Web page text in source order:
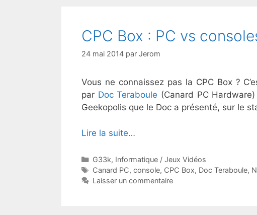
CPC Box : PC vs
24 mai 2014 par Jerom
Vous ne connaissez pas la CPC Box ?
par Doc Teraboule (Canard PC
Geekopolis que le Doc a présenté, sur le
Lire la suite…
Catégories
G33k, Informatique / Jeux Vidéos
Étiquettes
Canard PC, console, CPC Box, Doc Teraboule,
Laisser un commentaire